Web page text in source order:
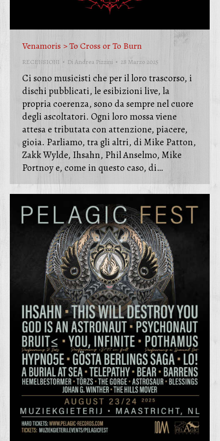
Venamoris > To Cross or To Burn
RECENSIONI DiAndrea Pizzini 28 Marzo 2025
Ci sono musicisti che per il loro trascorso, i
dischi pubblicati, le esibizioni live, la
propria coerenza, sono da sempre nel cuore
degli ascoltatori. Ogni loro mossa viene
attesa e tributata con attenzione, piacere,
gioia. Parliamo, tra gli altri, di Mike Patton,
Zakk Wylde, Ihsahn, Phil Anselmo, Mike
Portnoy e, come in questo caso, di…